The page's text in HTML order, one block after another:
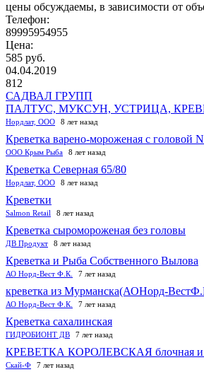
цены обсуждаемы, в зависимости от
Телефон:
89995954955
Цена:
585 руб.
04.04.2019
812
САДВАЛ ГРУПП
ПАЛТУС, МУКСУН, УСТРИЦА,
Нордлат, ООО 8 лет назад
​Креветка варено-мороженая с головой
ООО Крым Рыба 8 лет назад
Креветка Северная 65/80
Нордлат, ООО 8 лет назад
Креветки
Salmon Retail 8 лет назад
Креветка сыромороженая без головы
ДВ Продукт 8 лет назад
Креветка и Рыба Собственного Вылова
АО Норд-Вест Ф.К. 7 лет назад
креветка из Мурманска(АОНорд-
АО Норд-Вест Ф.К. 7 лет назад
Креветка сахалинская
ГИДРОБИОНТ ДВ 7 лет назад
КРЕВЕТКА КОРОЛЕВСКАЯ блочная и
Скай-Ф 7 лет назад